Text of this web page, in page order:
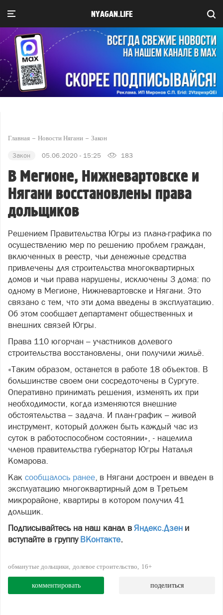
NYAGAN.LIFE
Главная Новости Нягани Закон
Закон 05.06.2020 - 15:25 183
В Мегионе, Нижневартовске и
Нягани восстановлены права
дольщиков
Решением Правительства Югры из плана-графика по
осуществлению мер по решению проблем граждан,
включенных в реестр, чьи денежные средства
привлечены для строительства многоквартирных
домов и чьи права нарушены, исключены 3 дома: по
одному в Мегионе, Нижневартовске и Нягани. Это
связано с тем, что эти дома введены в эксплуатацию.
Об этом сообщает департамент общественных и
внешних связей Югры.
Права 110 югорчан – участников долевого
строительства восстановлены, они получили жильё.
«Таким образом, останется в работе 18 объектов. В
большинстве своем они сосредоточены в Сургуте.
Оперативно принимать решения, изменять их при
необходимости, когда изменяются внешние
обстоятельства – задача. И план-график – живой
инструмент, который должен быть каждый час из
суток в работоспособном состоянии», - нацелила
членов правительства губернатор Югры Наталья
Комарова.
Как сообщалось ранее, в Нягани достроен и введен в
эксплуатацию многоквартирный дом в Третьем
микрорайоне, квартиры в котором получил 41
дольщик.
Подписывайтесь на наш канал в Яндекс.Дзен и
вступайте в группу ВКонтакте.
обманутые дольщики долевое строительство 16+
комментировать поделиться